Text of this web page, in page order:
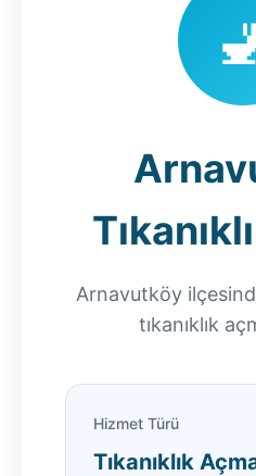
Arnavutköy
tıkanıklık
Hizmet Türü
Tıkanıklık